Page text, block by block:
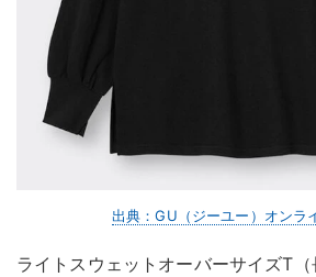
出典：GU（ジーユー）オンラ
ライトスウェットオーバーサイズT（